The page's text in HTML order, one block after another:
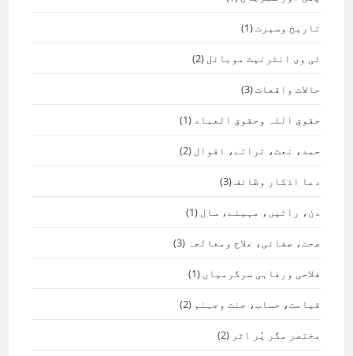
تاریخ وسیرت(1)
ٹی وی انٹرنیٹ موبائل (2)
حالات واقعات(3)
حقوق اللہ وحقوق العباد (1)
حمد، نعت، تراتے، اقوال (2)
دعا اذکار وظائف(3)
دن، راتیں، مہینے، سال (1)
صحت، صفائی، علاج ومعالجہ (3)
فلاحی ورفاہی سرگرمیاں (1)
قیامت، حساب، جنت وجہنم (2)
مختصر مگر پُر اثر (2)